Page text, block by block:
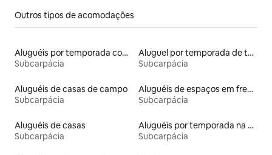
Outros tipos de acomodações
Aluguéis por temporada com banheira de hidromassagem
Subcarpácia
Aluguel por temporada de townhouses
Subcarpácia
Aluguéis de casas de campo
Subcarpácia
Aluguéis de espaços em frente à praia
Subcarpácia
Aluguéis de casas
Subcarpácia
Aluguéis por temporada na orla
Subcarpácia